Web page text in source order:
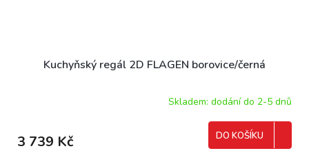
Kuchyňský regál 2D FLAGEN borovice/černá
Skladem: dodání do 2-5 dnů
3 739 Kč DO KOŠÍKU